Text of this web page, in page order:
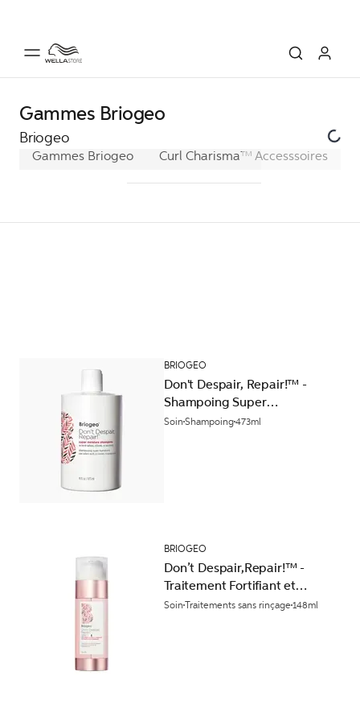
Gammes Briogeo
Briogeo
Gammes Briogeo Curl Charisma™ Don't
Accesssoires
BRIOGEO
Don't Despair, Repair!™ -
Shampoing Super
Hydratant
Soin Shampoing473ml
BRIOGEO
Don’t Despair,Repair!™ -
Traitement Fortifiant et
Hydratant à la Protéine
Soin Traitements sans rinçage148ml